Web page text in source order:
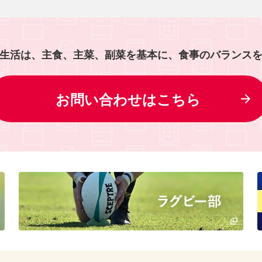
活は、主食、主菜、副菜を基本に、食事のバランス
お問い合わせはこちら